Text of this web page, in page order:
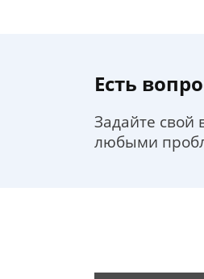
Есть
Задайте свой
любыми